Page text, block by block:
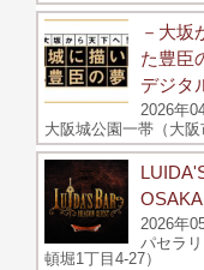
－大坂
た豊臣
デジタ
2026年
大阪城公園一帯（大阪
OSAKA
2026年
パセラ
頓堀1丁目4-27）